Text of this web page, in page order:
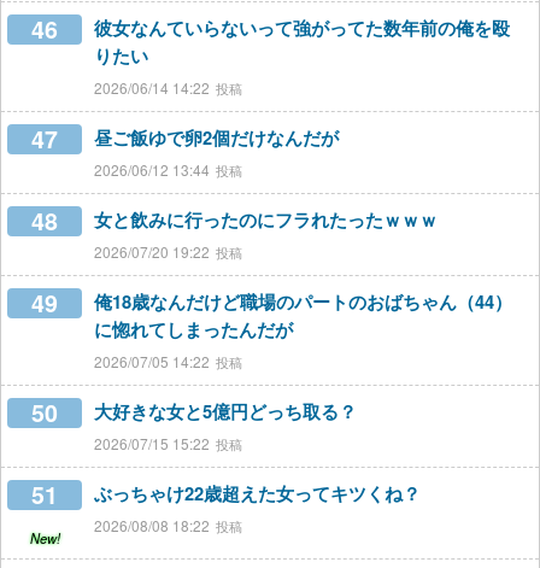
46
彼女なんていらないって強がってた数年前の俺を殴
りたい
2026/06/14 14:22
47 昼ご飯ゆで卵2個だけなんだが
2026/06/12 13:44
48 女と飲みに行ったのにフラれたったｗｗｗ
2026/07/20 19:22
49
俺18歳なんだけど職場のパートのおばちゃん（44）
に惚れてしまったんだが
2026/07/05 14:22
50 大好きな女と5億円どっち取る？
2026/07/15 15:22
51
New!
ぶっちゃけ22歳超えた女ってキツくね？
2026/08/08 18:22